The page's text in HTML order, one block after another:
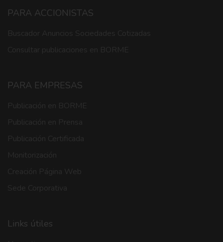
PARA ACCIONISTAS
PARA EMPRESAS
Links útiles